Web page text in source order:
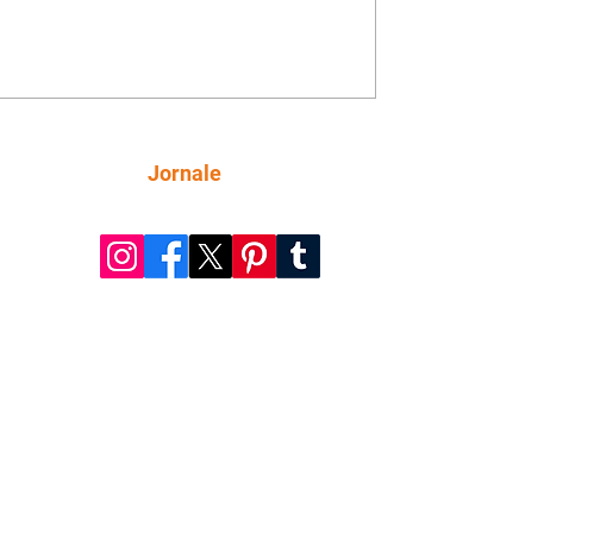
Gulnaz mente para Nazli contando sobre a
nova “namorada” de Omer. Durante o
Jornale